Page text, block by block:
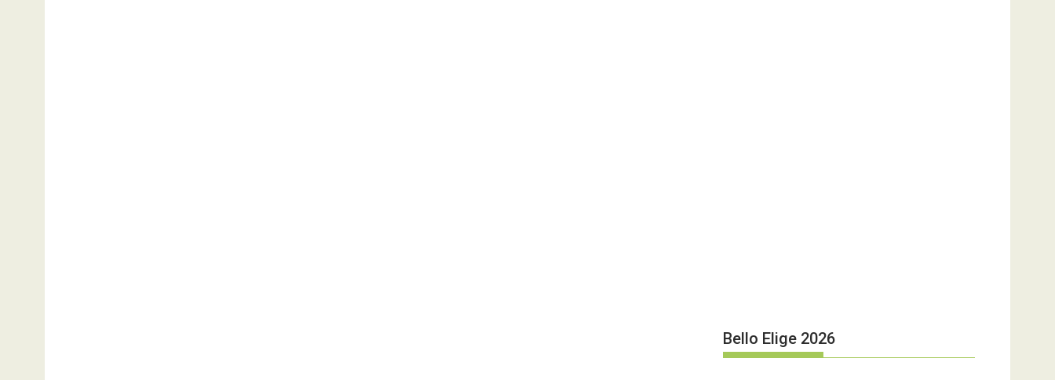
Bello Elige 2026